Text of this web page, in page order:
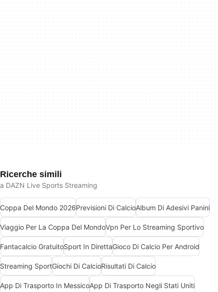
Ricerche simili
a DAZN Live Sports Streaming
Coppa Del Mondo 2026Previsioni Di CalcioAlbum Di Adesivi Panini
Viaggio Per La Coppa Del MondoVpn Per Lo Streaming Sportivo
Fantacalcio GratuitoSport In DirettaGioco Di Calcio Per Android
Streaming SportGiochi Di CalcioRisultati Di Calcio
App Di Trasporto In MessicoApp Di Trasporto Negli Stati Uniti